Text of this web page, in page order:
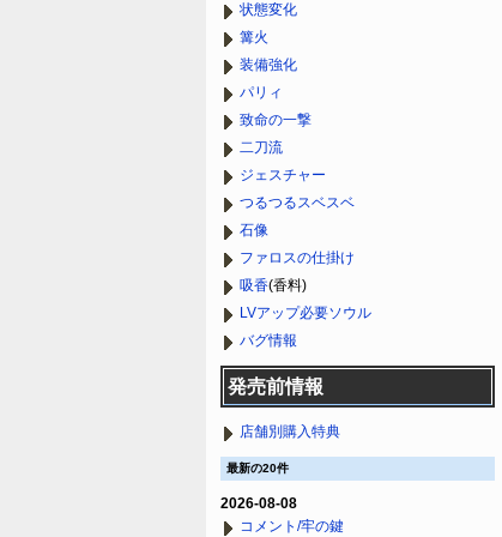
状態変化
篝火
装備強化
パリィ
致命の一撃
二刀流
ジェスチャー
つるつるスベスベ
石像
ファロスの仕掛け
吸香(香料)
LVアップ必要ソウル
バグ情報
発売前情報
店舗別購入特典
最新の20件
2026-08-08
コメント/牢の鍵